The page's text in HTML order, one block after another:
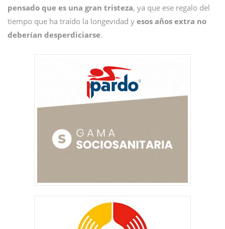
pensado que es una gran tristeza, ya que ese regalo del
tiempo que ha traído la longevidad y esos años extra no
deberían desperdiciarse.